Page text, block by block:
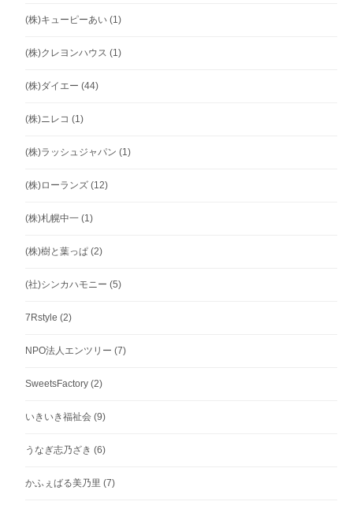
(株)キューピーあい (1)
(株)クレヨンハウス (1)
(株)ダイエー (44)
(株)ニレコ (1)
(株)ラッシュジャパン (1)
(株)ローランズ (12)
(株)札幌中一 (1)
(株)樹と葉っぱ (2)
(社)シンカハモニー (5)
7Rstyle (2)
NPO法人エンツリー (7)
SweetsFactory (2)
いきいき福祉会 (9)
うなぎ志乃ざき (6)
かふぇばる美乃里 (7)